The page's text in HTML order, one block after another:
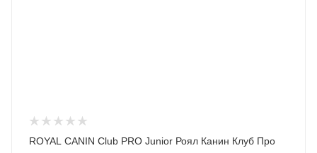
ROYAL CANIN Club PRO Junior Роял Канин Клуб Про